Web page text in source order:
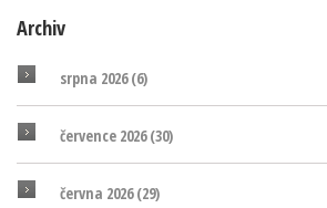
Archiv
srpna 2026(6)
července 2026(30)
června 2026(29)